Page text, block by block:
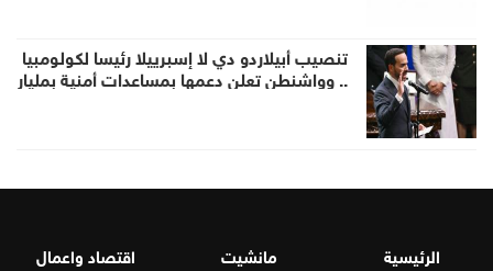
تنصيب أبيلاردو دي لا إسبرييلا رئيسا لكولومبيا
.. وواشنطن تعلن دعمها بمساعدات أمنية بمليار
الرئيسية مانشيت
اقتصاد واعمال